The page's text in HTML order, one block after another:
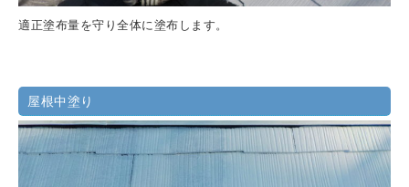
適正塗布量を守り全体に塗布します。
屋根中塗り